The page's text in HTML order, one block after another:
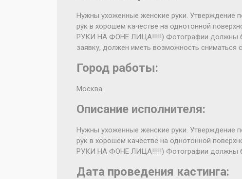
Нужны ухоженные женские руки. Утверждение
рук в хорошем качестве на однотонной
РУКИ НА ФОНЕ ЛИЦА!!!!!) Фотографии должны
заявку, должен иметь возможность сниматься
Город работы:
Москва
Описание исполнителя:
Нужны ухоженные женские руки. Утверждение
рук в хорошем качестве на однотонной
РУКИ НА ФОНЕ ЛИЦА!!!!!) Фотографии должны
Дата проведения кастинга: